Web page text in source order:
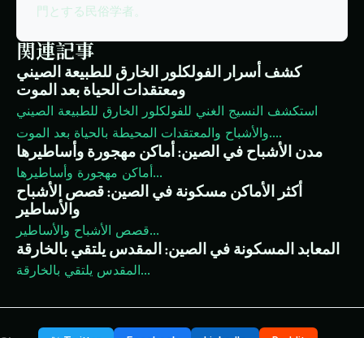
門とする民俗学者。
関連記事
كشف أسرار الفولكلور الخارق للطبيعة الصيني
ومعتقدات الحياة بعد الموت
استكشف النسيج الغني للفولكلور الخارق للطبيعة الصيني
والأشباح والمعتقدات المحيطة بالحياة بعد الموت....
مدن الأشباح في الصين: أماكن مهجورة وأساطيرها
أماكن مهجورة وأساطيرها...
أكثر الأماكن مسكونة في الصين: قصص الأشباح
والأساطير
قصص الأشباح والأساطير...
المعابد المسكونة في الصين: المقدس يلتقي بالخارقة
المقدس يلتقي بالخارقة...